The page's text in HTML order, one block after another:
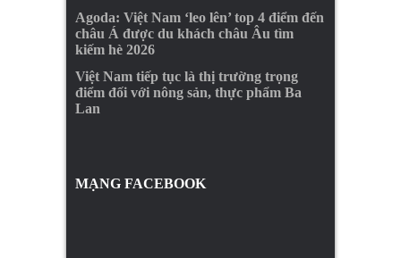
Agoda: Việt Nam ‘leo lên’ top 4 điểm đến
châu Á được du khách châu Âu tìm
kiếm hè 2026
Việt Nam tiếp tục là thị trường trọng
điểm đối với nông sản, thực phẩm Ba
Lan
MẠNG FACEBOOK